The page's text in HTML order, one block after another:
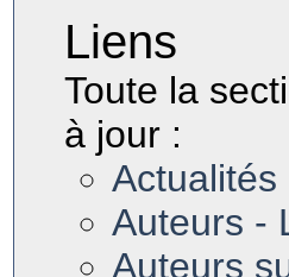
Liens
Toute la
à jour :
Auteurs -
Auteurs